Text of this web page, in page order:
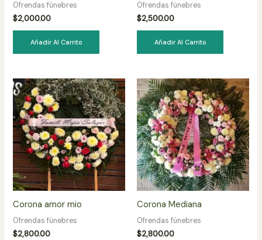
Ofrendas fúnebres
$2,000.00
Añadir Al Carrito
Ofrendas fúnebres
$2,500.00
Añadir Al Carrito
Corona amor mio
Ofrendas fúnebres
$2,800.00
Corona Mediana
Ofrendas fúnebres
$2,800.00